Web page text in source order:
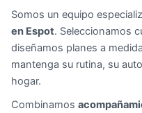
Somos un equipo
en Espot. Seleccionamos
diseñamos planes a
mantenga su rutina, su
hogar.
Combinamos